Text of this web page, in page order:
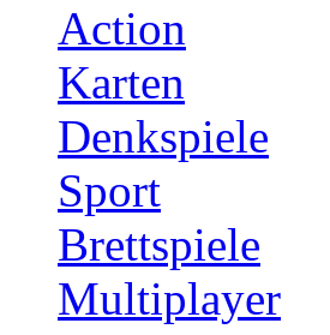
Action
Karten
Denkspiele
Sport
Brettspiele
Multiplayer